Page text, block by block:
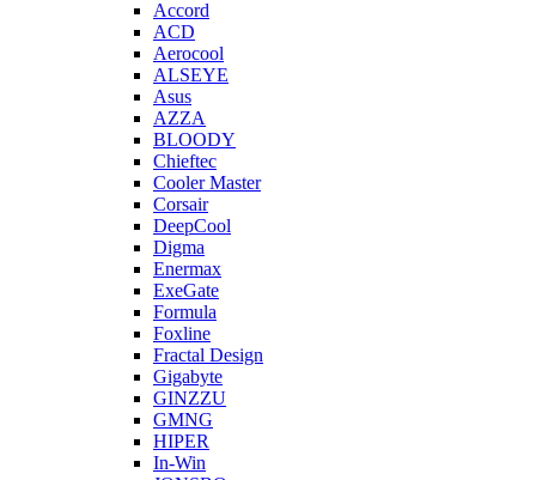
Accord
ACD
Aerocool
ALSEYE
Asus
AZZA
BLOODY
Chieftec
Cooler Master
Corsair
DeepCool
Digma
Enermax
ExeGate
Formula
Foxline
Fractal Design
Gigabyte
GINZZU
GMNG
HIPER
In-Win